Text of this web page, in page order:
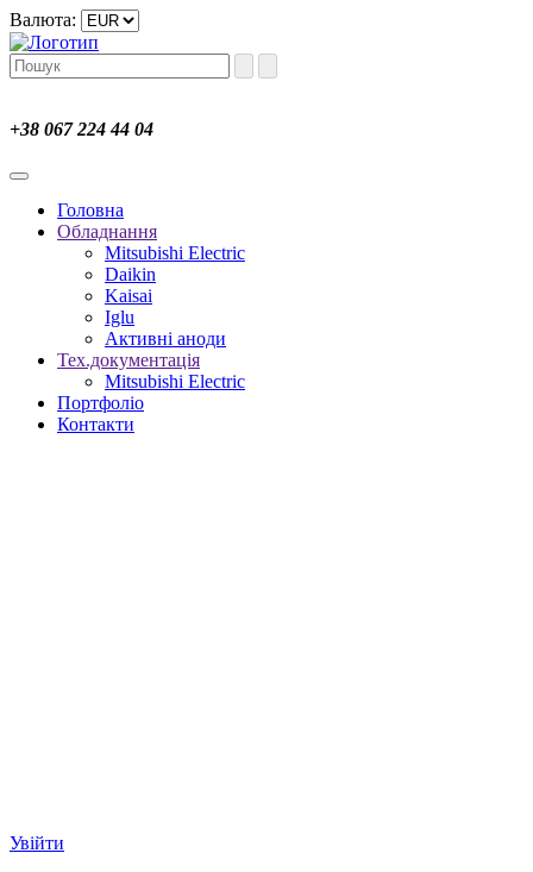
Валюта:
+38 067 224 44 04
Головна
Обладнання
Mitsubishi Electric
Daikin
Kaisai
Iglu
Активні аноди
Тех.документація
Mitsubishi Electric
Портфоліо
Контакти
Увійти